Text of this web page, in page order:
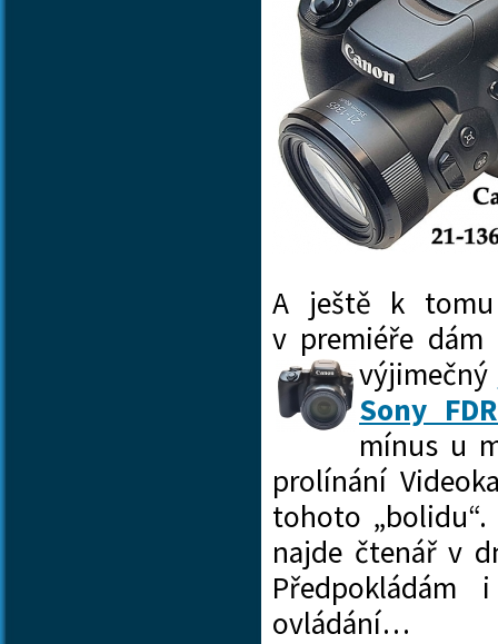
A ještě k
v premiéře dám
výjimečný
Sony
mínus u
prolínání
tohoto
najde čtenář v
ovládání…